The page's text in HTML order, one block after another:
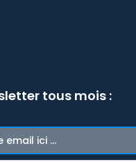
tous mois :